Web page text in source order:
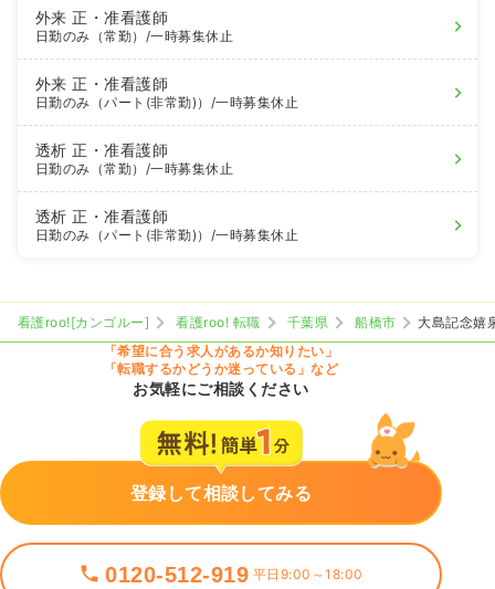
外来正・准看護師
日勤のみ（常勤） /一時募集休止
外来正・准看護師
日勤のみ（パート(非常勤)） /一時募集休止
透析正・准看護師
日勤のみ（常勤） /一時募集休止
透析正・准看護師
日勤のみ（パート(非常勤)） /一時募集休止
看護roo![カンゴルー] 看護roo! 転職 千葉県 船橋市
大島記念嬉
「希望に合う求人があるか知りたい」
「転職するかどうか迷っている」など
お気軽にご相談ください
登録して相談してみる
0120-512-919 平日9:00～18:00